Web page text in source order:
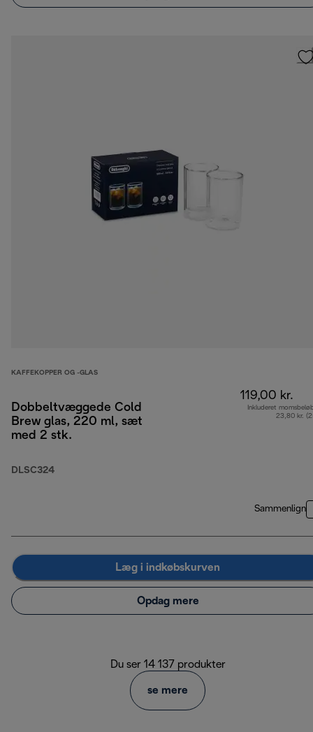
KAFFEKOPPER OG -GLAS
Dobbeltvæggede Cold
Brew glas, 220 ml, sæt
med 2 stk.
DLSC324
119,00 kr.
Inkluderet
23,80 kr.
Sammenlign
Læg i indkøbskurven
Opdag mere
Du ser 14 137 produkter
se mere